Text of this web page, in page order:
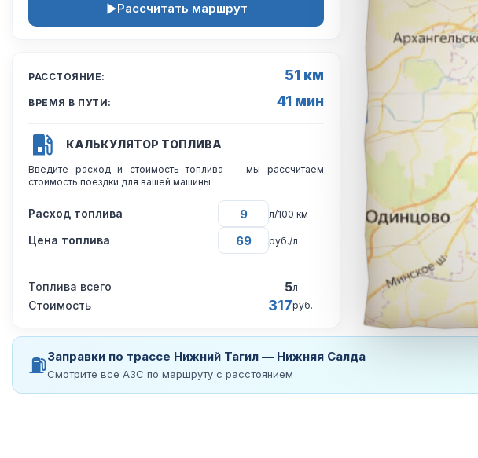
Рассчитать маршрут
РАССТОЯНИЕ: 51 км
ВРЕМЯ В ПУТИ: 41 мин
КАЛЬКУЛЯТОР ТОПЛИВА
Введите расход и стоимость топлива — мы рассчитаем
стоимость поездки для вашей машины
Расход топлива л/100 км
Цена топлива руб./л
Топлива всего 5л
Стоимость 317руб.
⛽Заправки по трассе Нижний Тагил — Нижняя Салда
Смотрите все АЗС по маршруту с расстоянием